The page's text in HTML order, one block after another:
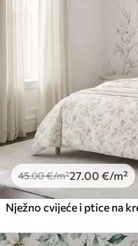
45.00€/m²27 .00 €/m²